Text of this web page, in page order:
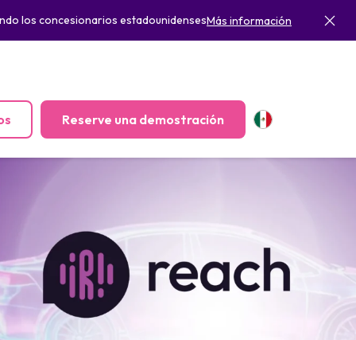
los concesionarios estadounidensesMás información
Reserve una demostración